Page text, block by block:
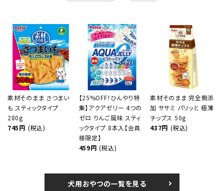
素材そのまま さつまい
も スティックタイプ
280g
745円 (税込)
【25%OFF！ひんやり特
集】アクアゼリー 4つの
ゼロ りんご風味 スティ
ックタイプ 8本入【会員
様限定】
459円 (税込)
素材そのまま 完全無添
加 ササミ パリッと 極薄
チップス 50g
437円 (税込)
犬用おやつの一覧を見る